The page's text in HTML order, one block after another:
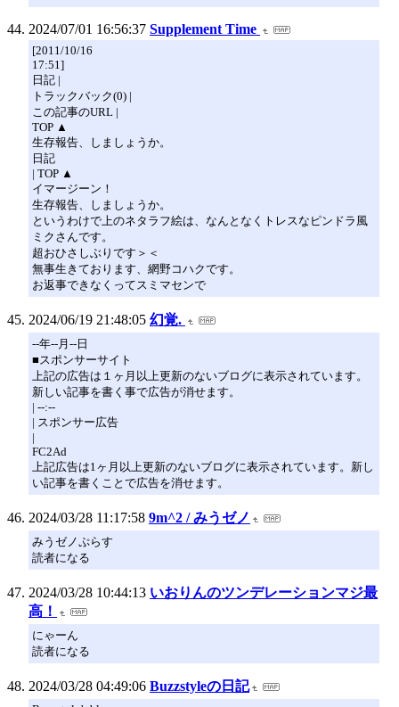
2024/07/01 16:56:37 Supplement Time
[2011/10/16
17:51]
日記 |
トラックバック(0) |
この記事のURL |
TOP ▲
生存報告、しましょうか。
日記
| TOP ▲
イマージーン！
生存報告、しましょうか。
というわけで上のネタラフ絵は、なんとなくトレスなピンドラ風
ミクさんです。
超おひさしぶりです＞＜
無事生きております、網野コハクです。
お返事できなくってスミマセンで
2024/06/19 21:48:05 幻覚.
--年--月--日
■スポンサーサイト
上記の広告は１ヶ月以上更新のないブログに表示されています。
新しい記事を書く事で広告が消せます。
| --:--
| スポンサー広告
|
FC2Ad
上記広告は1ヶ月以上更新のないブログに表示されています。新し
い記事を書くことで広告を消せます。
2024/03/28 11:17:58 9m^2 / みうゼノ
みうゼノぷらす
読者になる
2024/03/28 10:44:13 いおりんのツンデレーションマジ最
高！
にゃーん
読者になる
2024/03/28 04:49:06 Buzzstyleの日記